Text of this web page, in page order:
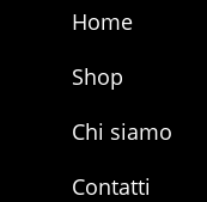
Home
Shop
Chi siamo
Contatti